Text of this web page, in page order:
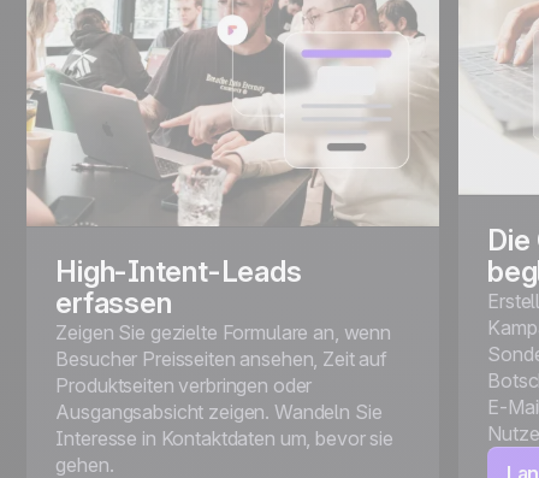
High-Intent-Leads
erfassen
Zeigen Sie gezielte Formulare an, wenn
Besucher Preisseiten ansehen, Zeit auf
Produktseiten verbringen oder
Ausgangsabsicht zeigen. Wandeln Sie
Interesse in Kontaktdaten um, bevor sie
gehen.
E-